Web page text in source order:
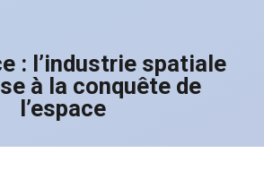
: l’industrie spatiale
à la conquête de
l’espace